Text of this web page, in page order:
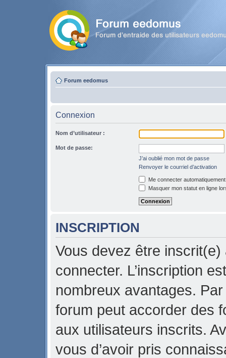
Forum eedomus
Connexion
Nom d’utilisateur :
Mot de passe:
J’ai oublié mon mot de passe
Renvoyer le courriel d’activation
Me connecter
Masquer mon statut en ligne
INSCRIPTION
Vous devez être
connecter. L’inscription
nombreux avantages.
forum peut accorder des
aux utilisateurs inscrits.
vous d’avoir pris